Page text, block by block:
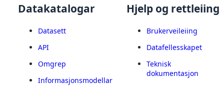
Datakatalogar
Datasett
API
Omgrep
Informasjonsmodellar
Hjelp og rettleiing
Brukerveileiing
Datafellesskapet
Teknisk
dokumentasjon